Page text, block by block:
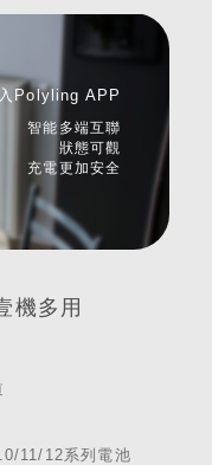
Polyling APP
智能多端互聯
狀態可觀
充電更加安全
機多用
11/12系列電池